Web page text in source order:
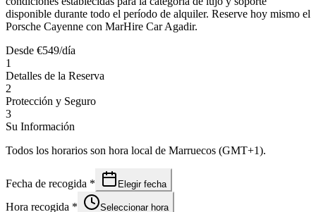
disponible durante todo el período de alquiler. Reserve hoy mismo el
Porsche Cayenne con MarHire Car Agadir.
Desde €549/día
1
Detalles de la Reserva
2
Protección y Seguro
3
Su Información
Todos los horarios son hora local de Marruecos (GMT+1).
Fecha de recogida * Elegir fecha
Hora recogida * Seleccionar hora